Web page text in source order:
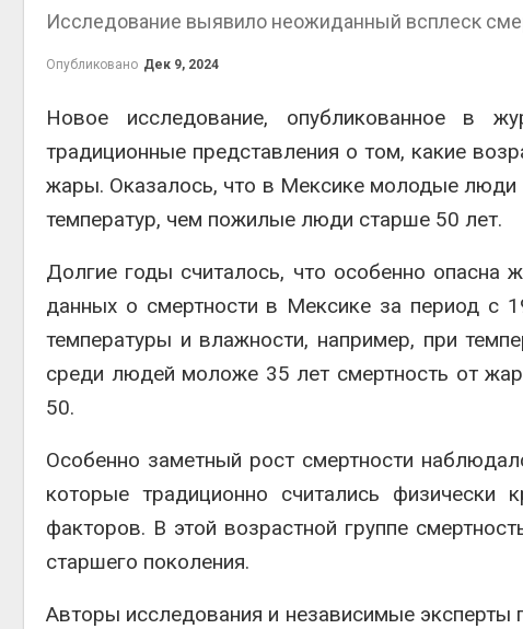
Исследование выявило неожиданный всплеск
Опубликовано Дек 9, 2024
Новое исследование, опубликованное в
традиционные представления о том, какие
жары. Оказалось, что в Мексике молодые люди
температур, чем пожилые люди старше 50 лет.
Долгие годы считалось, что особенно
данных о смертности в Мексике за период с
температуры и влажности, например, при
среди людей моложе 35 лет смертность от
50.
Особенно заметный рост смертности
которые традиционно считались
факторов. В этой возрастной группе
старшего поколения.
Авторы исследования и независимые эксперты
экстремальными
Авг 7, 2026
Солнечные панели над
одновременно
вырабатывать энергию и
экономить воду
Авг 7, 2026
Дождевая вода с крыш
может помочь городам
переживать жару
Минприроды
потребовало ускорить
Авг 7, 2026
ограничивает загрузку
пресной воды
Авг 8, 2026
Авг 7, 2026